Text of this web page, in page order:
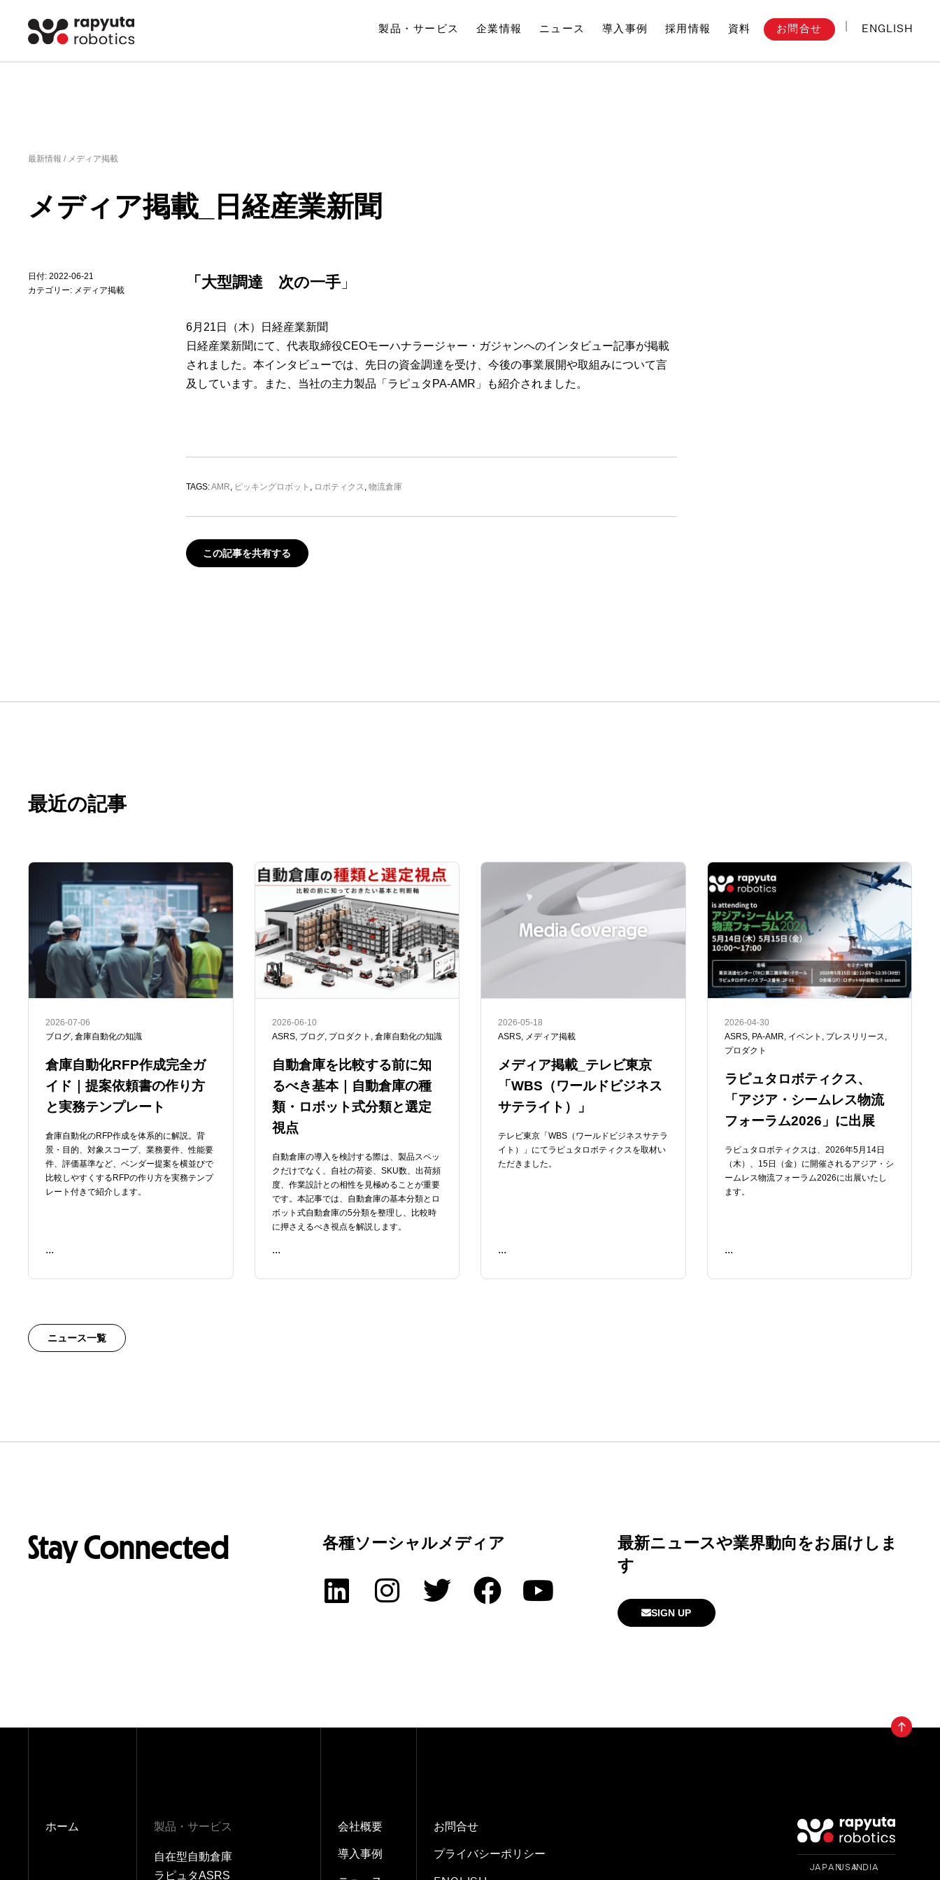
製品・サービス 企業情報 ニュース 導入事例 採用情報 資料 お問合せ ENGLISH
最新情報 / メディア掲載
メディア掲載_日経産業新聞
日付: 2022-06-21
カテゴリー: メディア掲載 「大型調達 次の一手」
6月21日（木）日経産業新聞
日経産業新聞にて、代表取締役CEOモーハナラージャー・ガジャンへのインタビュー記事が掲載
されました。本インタビューでは、先日の資金調達を受け、今後の事業展開や取組みについて言
及しています。また、当社の主力製品「ラピュタPA-AMR」も紹介されました。
TAGS:AMR, ピッキングロボット , ロボティクス, 物流倉庫
この記事を共有する
最近の記事
2026-07-06
ブログ, 倉庫自動化の知識
倉庫自動化RFP作成完全ガ
イド｜提案依頼書の作り方
と実務テンプレート
倉庫自動化のRFP作成を体系的に解説。背
景・目的、対象スコープ、業務要件、性能要
件、評価基準など、ベンダー提案を横並びで
比較しやすくするRFPの作り方を実務テンプ
レート付きで紹介します。
...
READ ME
2026-06-10
ASRS, ブログ, プロダクト , 倉庫自動化の知識
自動倉庫を比較する前に知
るべき基本｜自動倉庫の種
類・ロボット式分類と選定
視点
自動倉庫の導入を検討する際は、製品スペッ
クだけでなく、自社の荷姿、SKU数、出荷頻
度、作業設計との相性を見極めることが重要
です。本記事では、自動倉庫の基本分類とロ
ボット式自動倉庫の5分類を整理し、比較時
に押さえるべき視点を解説します。
...
READ ME
2026-05-18
ASRS, メディア掲載
メディア掲載_テレビ東京
「WBS（ワールドビジネス
サテライト）」
テレビ東京「WBS（ワールドビジネスサテラ
イト）」にてラピュタロボティクスを取材い
ただきました。
...
READ ME
2026-04-30
ASRS, PA-AMR, イベント , プレスリリース,
プロダクト
ラピュタロボティクス、
「アジア・シームレス物流
フォーラム2026」に出展
ラピュタロボティクスは、2026年5月14日
（木）、15日（金）に開催されるアジア・シ
ームレス物流フォーラム2026に出展いたし
ます。
...
READ ME
ニュース一覧
Stay Connected 各種ソーシャルメディア 最新ニュースや業界動向をお届けしま
す
SIGN UP
ホーム 製品・サービス
自在型自動倉庫
ラピュタASRS
会社概要
導入事例
お問合せ
プライバシーポリシー
JAPAN INDIA USA